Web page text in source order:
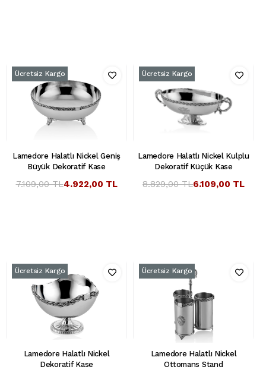
Lamedore Halatlı Nickel Geniş
Büyük Dekoratif Kase
4.922,00 TL
7.109,00 TL
Ücretsiz Kargo
Lamedore Halatlı Nickel Kulplu
Dekoratif Küçük Kase
6.109,00 TL
8.829,00 TL
Ücretsiz Kargo
Lamedore Halatlı Nickel
Dekoratif Kase
Ücretsiz Kargo
Lamedore Halatlı Nickel
Ottomans Stand
Ücretsiz Kargo